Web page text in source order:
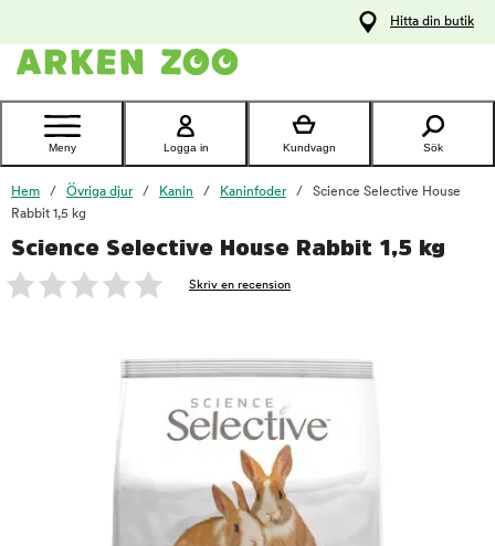
Kontakta
Hitta din butik
Meny Logga in Kundvagn Sök
Hem Övriga djur Kanin Kaninfoder
Science Selective House
Rabbit 1,5 kg
Science Selective House Rabbit 1,5 kg
Skriv en recension
foo